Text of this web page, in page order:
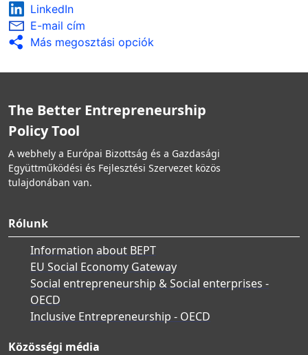
LinkedIn
E-mail cím
Más megosztási opciók
The Better Entrepreneurship
Policy Tool
A webhely a Európai Bizottság és a Gazdasági
Együttműködési és Fejlesztési Szervezet közös
tulajdonában van.
Rólunk
Information about BEPT
EU Social Economy Gateway
Social entrepreneurship & Social enterprises -
OECD
Inclusive Entrepreneurship - OECD
Közösségi média